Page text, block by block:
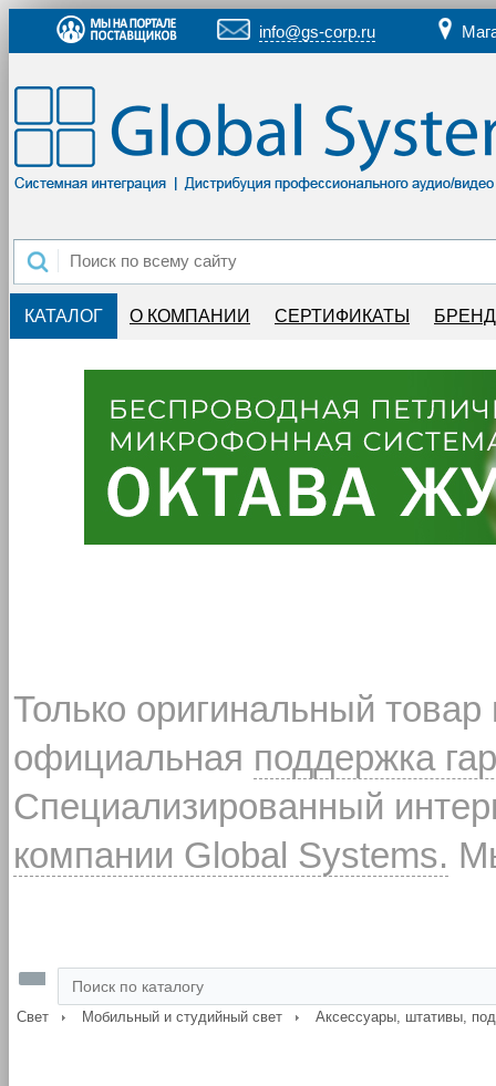
info@gs-corp.ru
КАТАЛОГ О КОМПАНИИ СЕРТИФИКАТЫ
Только оригинальный
официальная поддержка
Специализированный
компании Global Systems.
Свет Мобильный и студийный свет Аксессуары, штативы,